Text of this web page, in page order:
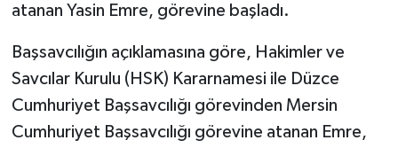
atanan Yasin Emre, görevine başladı.
Başsavcılığın açıklamasına göre, Hakimler ve
Savcılar Kurulu (HSK) Kararnamesi ile Düzce
Cumhuriyet Başsavcılığı görevinden Mersin
Cumhuriyet Başsavcılığı görevine atanan Emre,